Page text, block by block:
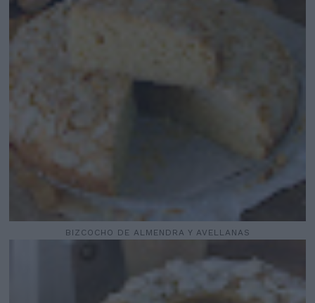
BIZCOCHO DE ALMENDRA Y AVELLANAS